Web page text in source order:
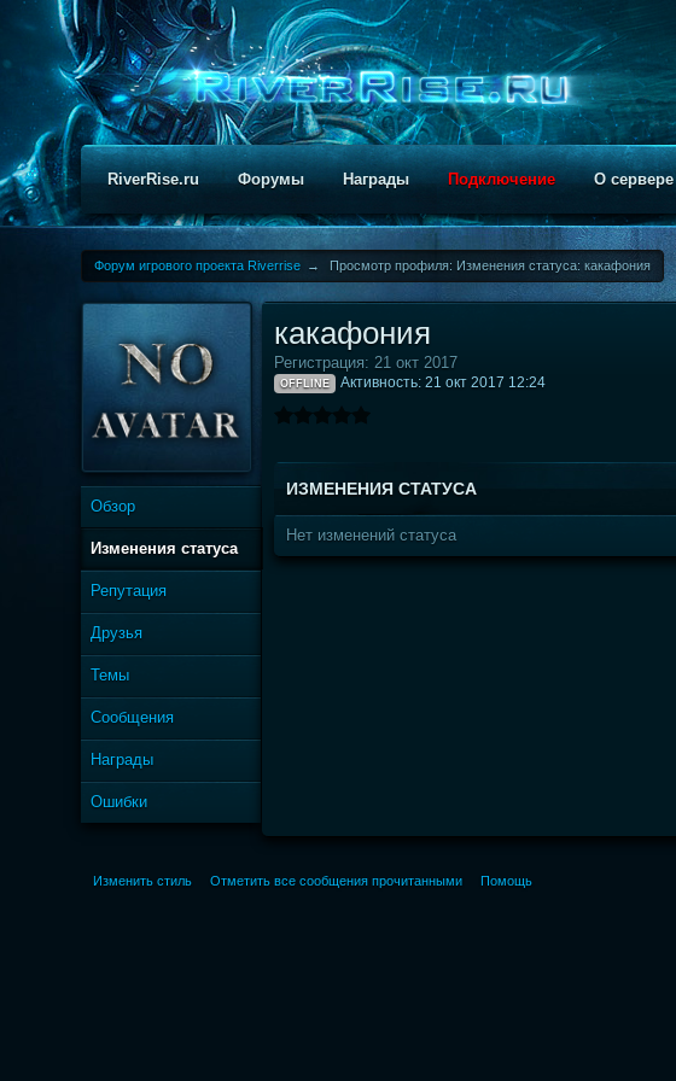
RiverRise.ru Форумы Награды Подключение О сервере
Форум игрового проекта Riverrise → Просмотр профиля: Изменения статуса: какафония
Обзор
Изменения статуса
Репутация
Друзья
Темы
Сообщения
Награды
Ошибки
какафония
Регистрация: 21 окт 2017
OFFLINE Активность: 21 окт 2017 12:24
ИЗМЕНЕНИЯ СТАТУСА
Нет изменений статуса
Изменить стиль Отметить все сообщения прочитанными Помощь